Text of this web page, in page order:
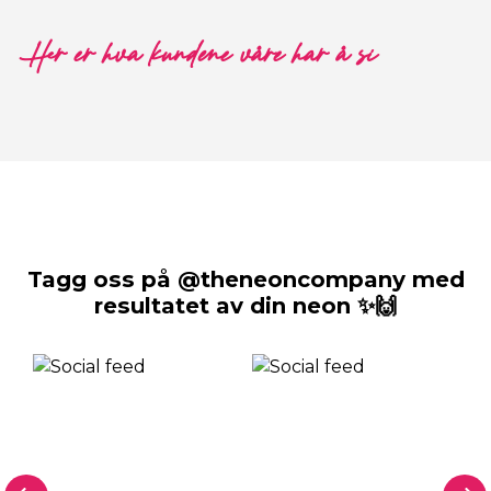
Her er hva kundene våre har å si
Tagg oss på @theneoncompany med
resultatet av din neon ✨🙌